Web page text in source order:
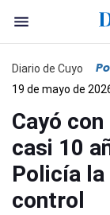
Diario de Cuyo
19 de mayo de
Cayó
casi 10
Policía
control